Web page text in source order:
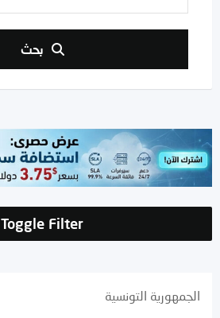
بحث
Toggle Filter
الجمهورية التونسية